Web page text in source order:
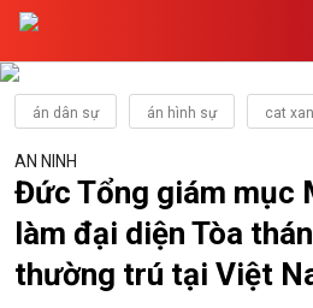
án dân sự án hình sự cat
AN NINH
Đức Tổng giám mục
làm đại diện Tòa
thường trú tại Việt